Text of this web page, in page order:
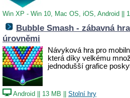
Win XP - Win 10, Mac OS, iOS, Android
Bubble Smash - zábavná
úrovněmi
Návyková hra pro
která díky velkému
jednodušší grafice
Android 13 MB Stolní hry